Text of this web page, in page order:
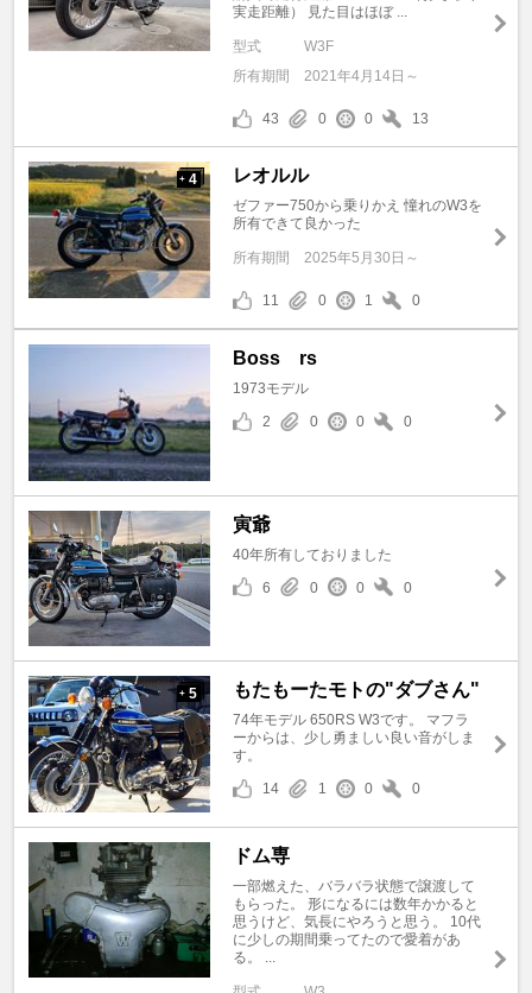
実走距離） 見た目はほぼ ...
型式
W3F
所有期間
2021年4月14日～
43 0 0 13
+ 4 レオルル
ゼファー750から乗りかえ 憧れのW3を
所有できて良かった
所有期間 2025年5月30日～
11 0 1 0
Boss rs
1973モデル
2
0 0 0
寅爺
40年所有しておりました
6
0 0 0
+ 5 もたもーたモトの"ダブさん"
74年モデル 650RS W3です。 マフラ
ーからは、少し勇ましい良い音がしま
す。
14
1 0 0
ドム専
一部燃えた、バラバラ状態で譲渡して
もらった。 形になるには数年かかると
思うけど、気長にやろうと思う。 10代
に少しの期間乗ってたので愛着があ
る。 ...